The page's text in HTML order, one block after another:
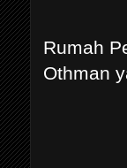
Rumah
Othman